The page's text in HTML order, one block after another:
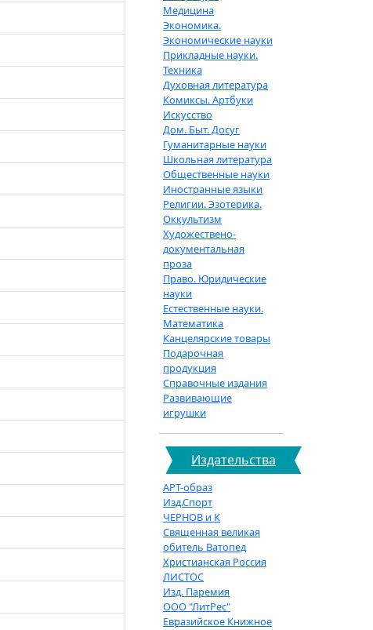
Медицина
Экономика.
Экономические науки
Прикладные науки.
Техника
Духовная литература
Комиксы. Артбуки
Искусство
Дом. Быт. Досуг
Гуманитарные науки
Школьная литература
Общественные науки
Иностранные языки
Религии. Эзотерика.
Оккультизм
Художествено-
документальная
проза
Право. Юридические
науки
Естественные науки.
Математика
Канцелярские товары
Подарочная
продукция
Справочные издания
Развивающие
игрушки
Издательства
АРТ-образ
Изд.Спорт
ЧЕРНОВ и К
Священная великая
обитель Ватопед
Христианская Россия
ЛИСТОС
Изд. Паремия
ООО "ЛитРес"
Евразийское Книжное